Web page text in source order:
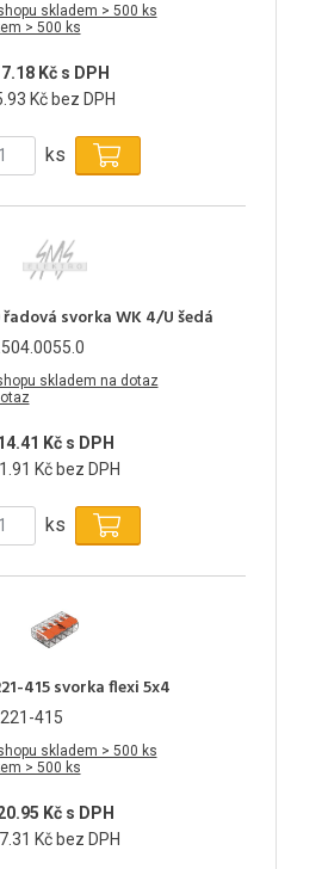
skladem > 500 ks
> 500 ks
7.18 Kč s DPH
Kč bez DPH
ks
řadová svorka WK 4/U šedá
skladem na dotaz
Kč s DPH
Kč bez DPH
ks
415 svorka flexi 5x4
221-415
skladem > 500 ks
> 500 ks
Kč s DPH
Kč bez DPH